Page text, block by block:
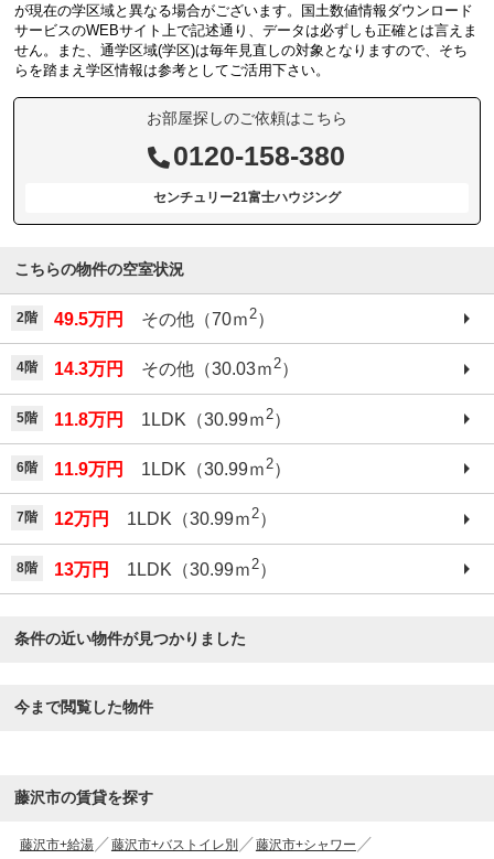
が現在の学区域と異なる場合がございます。国土数値情報ダウンロード
サービスのWEBサイト上で記述通り、データは必ずしも正確とは言えま
せん。また、通学区域(学区)は毎年見直しの対象となりますので、そち
らを踏まえ学区情報は参考としてご活用下さい。
お部屋探しのご依頼はこちら
0120-158-380
センチュリー21富士ハウジング
こちらの物件の空室状況
2階 49.5万円 その他（70ｍ2）
4階 14.3万円 その他（30.03ｍ2）
5階 11.8万円 1LDK（30.99ｍ 2）
6階 11.9万円 1LDK（30.99ｍ 2）
7階 12万円 1LDK（30.99ｍ2）
8階 13万円 1LDK（30.99ｍ 2）
条件の近い物件が見つかりました
今まで閲覧した物件
藤沢市の賃貸を探す
藤沢市+給湯 藤沢市+バストイレ別
藤沢市+シャワー